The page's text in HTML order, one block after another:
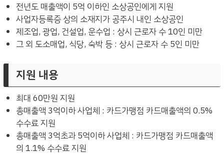
전년도 매출액이 5억 이하인 소상공인에게 지원
사업자등록증 상의 소재지가 공주시 내인 소상공인
제조업, 광업, 건설업, 운수업 : 상시 근로자 수 10인 미만
그 외 도소매업, 식당, 숙박 등 : 상시 근로자 수 5인 미만
지원 내용
최대 60만원 지원
총매출액 3억이하 사업체 : 카드가맹점 카드매출액의 0.5%
수수료 지원
총매출액 3억초과 5억이하 사업체 : 카드가맹점 카드매출액
의 1.1% 수수료 지원